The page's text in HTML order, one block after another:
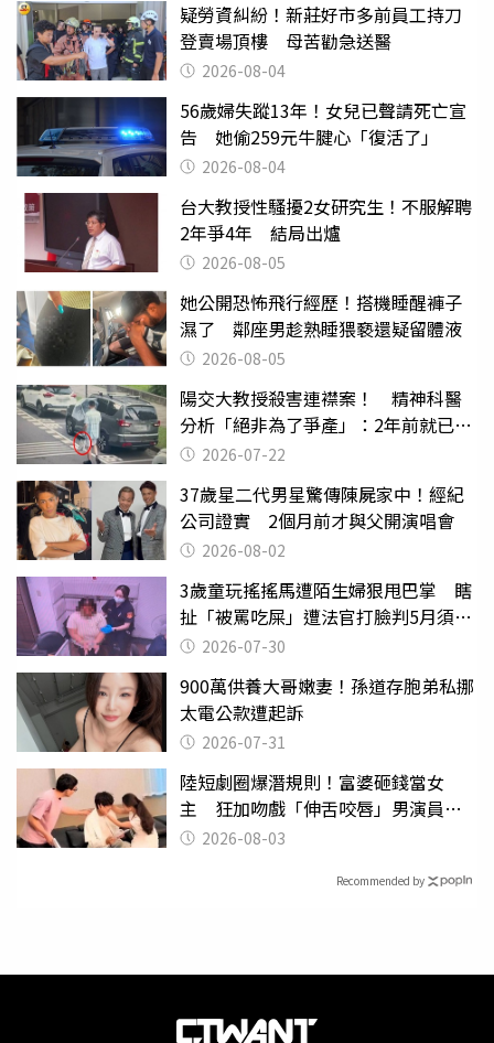
疑勞資糾紛！新莊好市多前員工持刀
登賣場頂樓 母苦勸急送醫
2026-08-04
56歲婦失蹤13年！女兒已聲請死亡宣
告 她偷259元牛腱心「復活了」
2026-08-04
台大教授性騷擾2女研究生！不服解聘
2年爭4年 結局出爐
2026-08-05
她公開恐怖飛行經歷！搭機睡醒褲子
濕了 鄰座男趁熟睡猥褻還疑留體液
2026-08-05
陽交大教授殺害連襟案！ 精神科醫
分析「絕非為了爭產」：2年前就已言
行詭異
2026-07-22
37歲星二代男星驚傳陳屍家中！經紀
公司證實 2個月前才與父開演唱會
2026-08-02
3歲童玩搖搖馬遭陌生婦狠甩巴掌 瞎
扯「被罵吃屎」遭法官打臉判5月須入
監 2026-07-30
900萬供養大哥嫩妻！孫道存胞弟私挪
太電公款遭起訴
2026-07-31
陸短劇圈爆潛規則！富婆砸錢當女
主 狂加吻戲「伸舌咬唇」男演員崩
潰 2026-08-03
Recommended by